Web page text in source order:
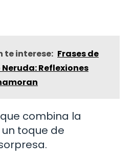
te interese: Frases de
Reflexiones
combina la
toque de